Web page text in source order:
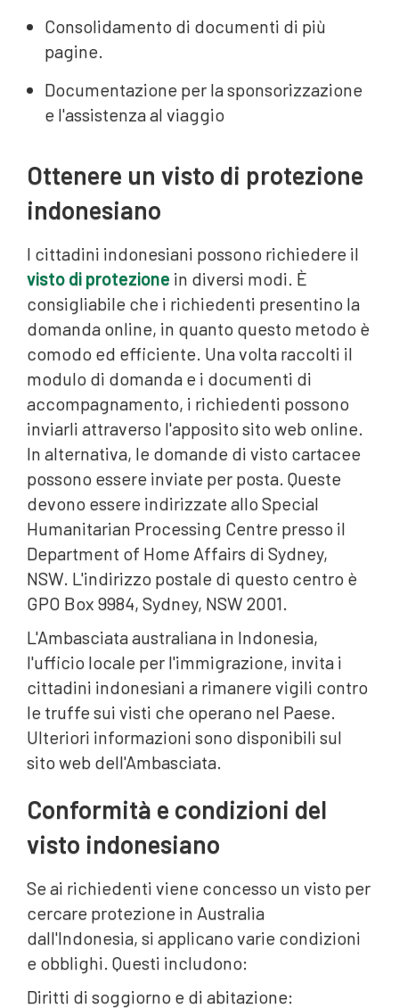
Consolidamento di documenti di più
pagine.
Documentazione per la sponsorizzazione
e l'assistenza al viaggio
Ottenere un visto di protezione
indonesiano
I cittadini indonesiani possono richiedere il
visto di protezione in diversi modi. È
consigliabile che i richiedenti presentino la
domanda online, in quanto questo metodo è
comodo ed efficiente. Una volta raccolti il
modulo di domanda e i documenti di
accompagnamento, i richiedenti possono
inviarli attraverso l'apposito sito web online.
In alternativa, le domande di visto cartacee
possono essere inviate per posta. Queste
devono essere indirizzate allo Special
Humanitarian Processing Centre presso il
Department of Home Affairs di Sydney,
NSW. L'indirizzo postale di questo centro è
GPO Box 9984, Sydney, NSW 2001.
L'Ambasciata australiana in Indonesia,
l'ufficio locale per l'immigrazione, invita i
cittadini indonesiani a rimanere vigili contro
le truffe sui visti che operano nel Paese.
Ulteriori informazioni sono disponibili sul
sito web dell'Ambasciata.
Conformità e condizioni del
visto indonesiano
Se ai richiedenti viene concesso un visto per
cercare protezione in Australia
dall'Indonesia, si applicano varie condizioni
e obblighi. Questi includono:
Diritti di soggiorno e di abitazione: